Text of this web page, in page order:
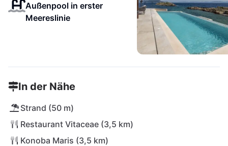
Außenpool in erster
Meereslinie
In der Nähe
Strand (50 m)
Restaurant Vitaceae (3,5 km)
Konoba Maris (3,5 km)